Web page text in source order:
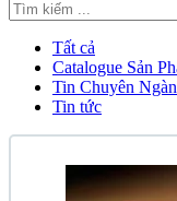
Tất cả
Catalogue Sản
Tin Chuyên
Tin tức